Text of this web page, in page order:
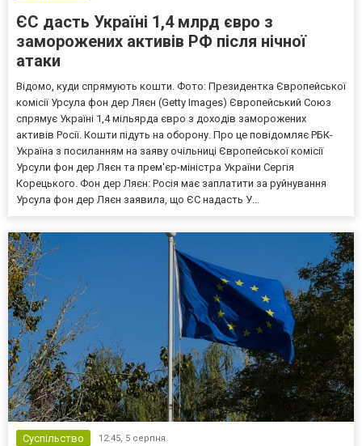
ЄС дасть Україні 1,4 млрд євро з
заморожених активів РФ після нічної
атаки
Відомо, куди спрямують кошти. Фото: Президентка Європейської
комісії Урсула фон дер Ляєн (Getty Images) Європейський Союз
спрямує Україні 1,4 мільярда євро з доходів заморожених
активів Росії. Кошти підуть на оборону. Про це повідомляє РБК-
Україна з посиланням на заяву очільниці Європейської комісії
Урсули фон дер Ляєн та прем'єр-міністра України Сергія
Корецького. Фон дер Ляєн: Росія має заплатити за руйнування
Урсула фон дер Ляєн заявила, що ЄС надасть У...
Суспільство 12:45, 5 серпня